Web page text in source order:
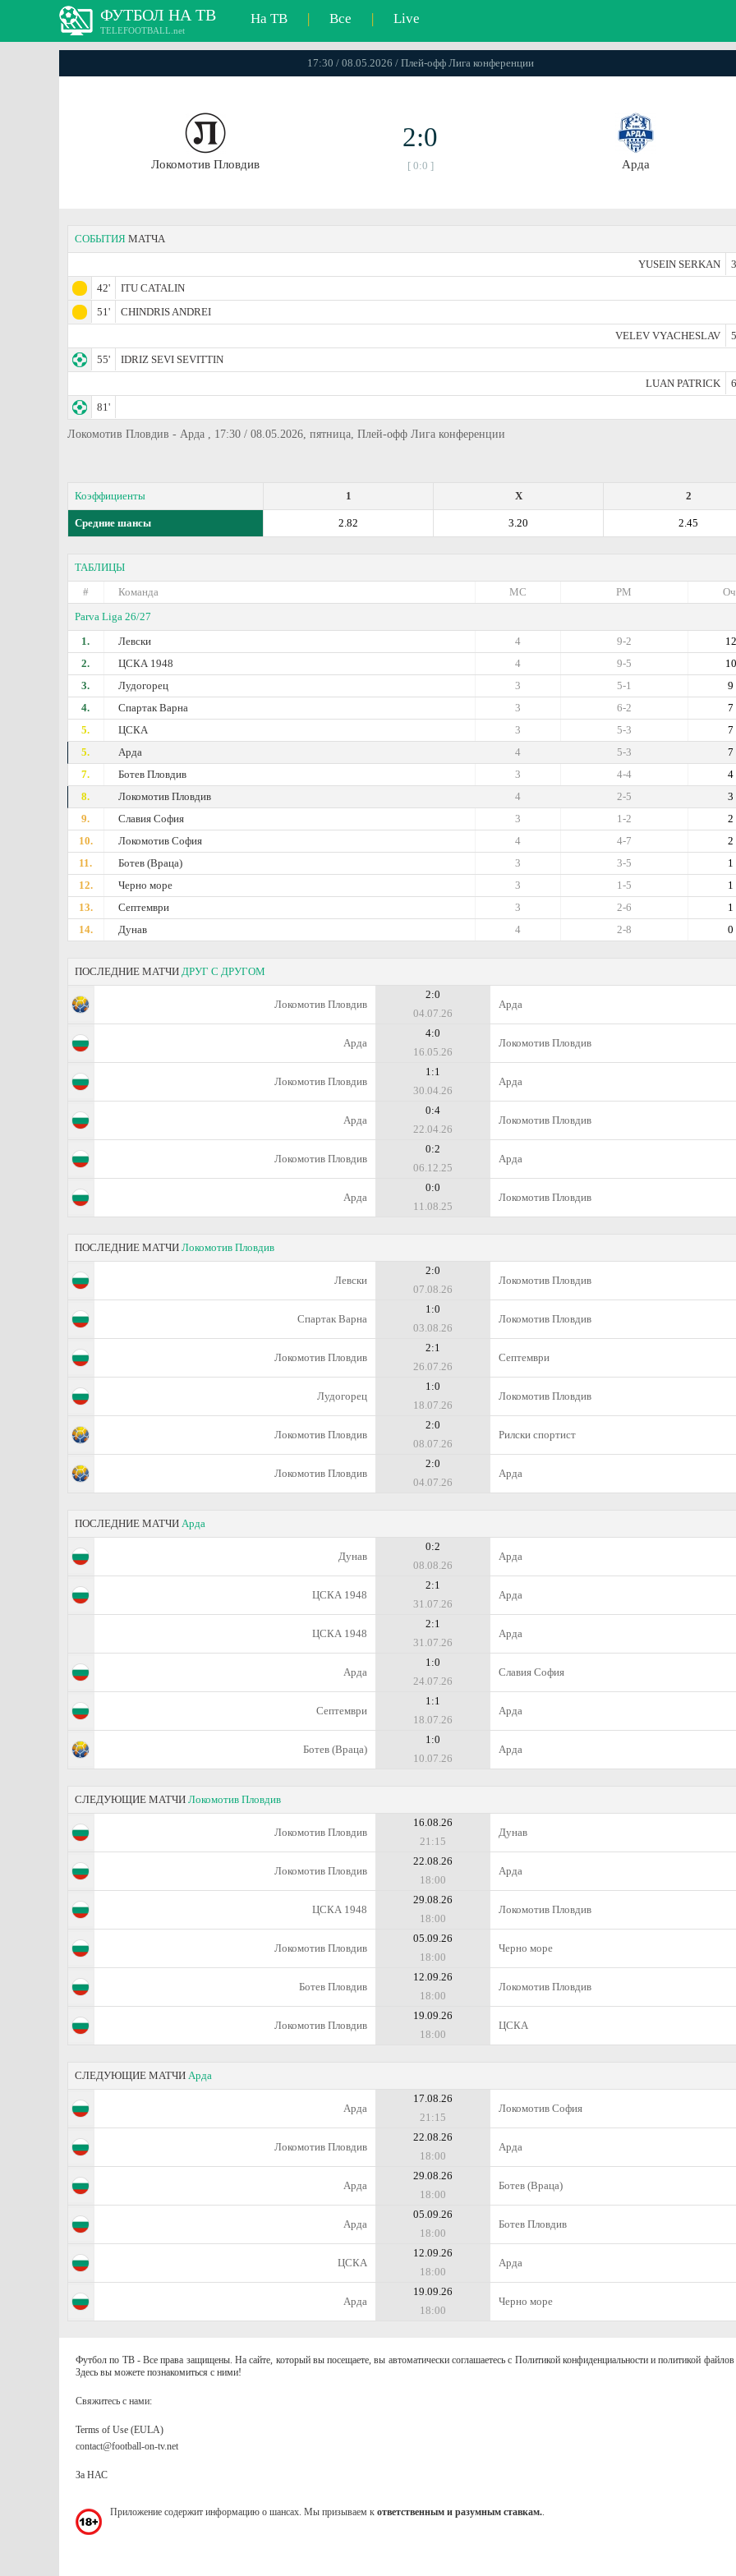
ФУТБОЛ НА ТВ
TELEFOOTBALL.net
На ТВ | Все | Live
17:30 / 08.05.2026 / Плей-офф Лига конференции
Локомотив Пловдив
2:0
[ 0:0 ] Арда
СОБЫТИЯ МАТЧА
YUSEIN SERKAN
42'
ITU CATALIN
51'
CHINDRIS ANDREI
VELEV VYACHESLAV
55'
IDRIZ SEVI SEVITTIN
LUAN PATRICK
81'
Локомотив Пловдив - Арда , 17:30 / 08.05.2026, пятница, Плей-офф Лига конференции
Коэффициенты 2
X
1
Средние шансы 2.45
3.20
2.82
ТАБЛИЦЫ
#
Команда РМ
МС
Parva Liga 26/27
1.
Левски 12
9-2
4
2.
ЦСКА 1948 10
9-5
4
3.
Лудогорец 9
5-1
3
4.
Спартак Варна 7
6-2
3
5.
ЦСКА 7
5-3
3
5.
Арда 7
5-3
4
7.
Ботев Пловдив 4
4-4
3
8.
Локомотив Пловдив 3
2-5
4
9.
Славия София 2
1-2
3
10.
Локомотив София 2
4-7
4
11.
Ботев (Враца) 1
3-5
3
12.
Черно море 1
1-5
3
13.
Септември 1
2-6
3
14.
Дунав 0
2-8
4
ПОСЛЕДНИЕ МАТЧИ ДРУГ С ДРУГОМ
Локомотив Пловдив
2:0
04.07.26
Арда
Арда
4:0
16.05.26
Локомотив Пловдив
Локомотив Пловдив
1:1
30.04.26
Арда
Арда
0:4
22.04.26
Локомотив Пловдив
Локомотив Пловдив
0:2
06.12.25
Арда
Арда
0:0
11.08.25
Локомотив Пловдив
ПОСЛЕДНИЕ МАТЧИ Локомотив Пловдив
Левски
2:0
07.08.26
Локомотив Пловдив
Спартак Варна
1:0
03.08.26
Локомотив Пловдив
Локомотив Пловдив
2:1
26.07.26
Септември
Лудогорец
1:0
18.07.26
Локомотив Пловдив
Локомотив Пловдив
2:0
08.07.26
Рилски спортист
Локомотив Пловдив
2:0
04.07.26
Арда
ПОСЛЕДНИЕ МАТЧИ Арда
Дунав
0:2
08.08.26
Арда
ЦСКА 1948
2:1
31.07.26
Арда
ЦСКА 1948
2:1
31.07.26
Арда
Арда
1:0
24.07.26
Славия София
Септември
1:1
18.07.26
Арда
Ботев (Враца)
1:0
10.07.26
Арда
СЛЕДУЮЩИЕ МАТЧИ Локомотив Пловдив
Локомотив Пловдив
16.08.26
21:15
Дунав
Локомотив Пловдив
22.08.26
18:00
Арда
ЦСКА 1948
29.08.26
18:00
Локомотив Пловдив
Локомотив Пловдив
05.09.26
18:00
Черно море
Ботев Пловдив
12.09.26
18:00
Локомотив Пловдив
Локомотив Пловдив
19.09.26
18:00
ЦСКА
СЛЕДУЮЩИЕ МАТЧИ Арда
Арда
17.08.26
21:15
Локомотив София
Локомотив Пловдив
22.08.26
18:00
Арда
Арда
29.08.26
18:00
Ботев (Враца)
Арда
05.09.26
18:00
Ботев Пловдив
ЦСКА
12.09.26
18:00
Арда
Арда
19.09.26
18:00
Черно море
Футбол по ТВ - Все права защищены. На сайте, который вы посещаете, вы автоматически соглашаетесь с Политикой конфиденциальности и политикой
Здесь вы можете познакомиться с ними!
Свяжитесь с нами:
Terms of Use (EULA)
contact@football-on-tv.net
За НАС
Приложение содержит информацию о шансах. Мы призываем к ответственным и разумным ставкам..